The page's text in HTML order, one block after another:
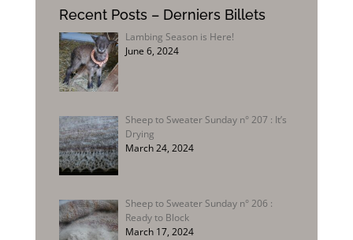
Recent Posts – Derniers Billets
Lambing Season is Here!
June 6, 2024
Sheep to Sweater Sunday n° 207 : It’s
Drying
March 24, 2024
Sheep to Sweater Sunday n° 206 :
Ready to Block
March 17, 2024